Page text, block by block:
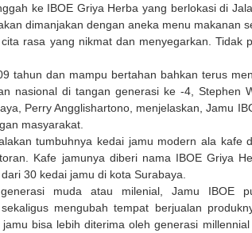
ke IBOE Griya Herba yang berlokasi di
dimanjakan dengan aneka menu makanan
rasa yang nikmat dan menyegarkan. Tidak
tahun dan mampu bertahan bahkan terus
nasional di tangan generasi ke -4, Stephen
Perry Angglishartono, menjelaskan, Jamu
masyarakat.
tumbuhnya kedai jamu modern ala kafe
Kafe jamunya diberi nama IBOE Griya
30 kedai jamu di kota Surabaya.
muda atau milenial, Jamu IBOE
mengubah tempat berjualan
bisa lebih diterima oleh generasi